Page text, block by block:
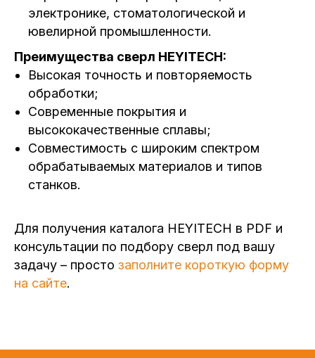
электронике, стоматологической и
ювелирной промышленности.
Преимущества сверл HEYITECH:
Высокая точность и повторяемость
обработки;
Современные покрытия и
высококачественные сплавы;
Совместимость с широким спектром
обрабатываемых материалов и типов
станков.
Для получения каталога HEYITECH в PDF и
консультации по подбору сверл под вашу
задачу – просто заполните короткую форму
на сайте.